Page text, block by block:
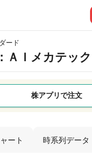
ード
：ＡＩメカテック
株アプリで注文
ート 時系列データ